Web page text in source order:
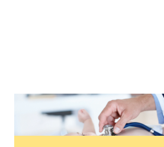
Copyright agency stock.adobe.com